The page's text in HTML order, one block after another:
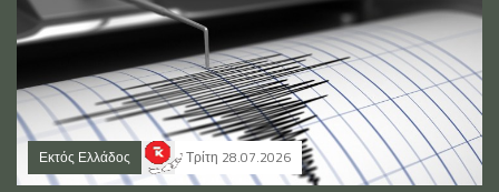
Εκτός Ελλάδος Τρίτη 28.07.2026